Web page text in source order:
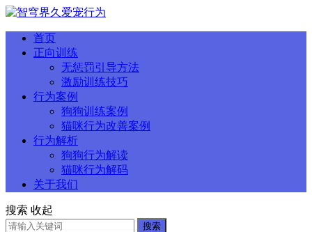
首页
正向训练
无惩罚引导方法
激励训练技巧
行为案例
狗狗训练案例
猫咪行为改善案例
行为解析
狗狗行为解读
猫咪行为解码
关于我们
搜索 收起
搜索